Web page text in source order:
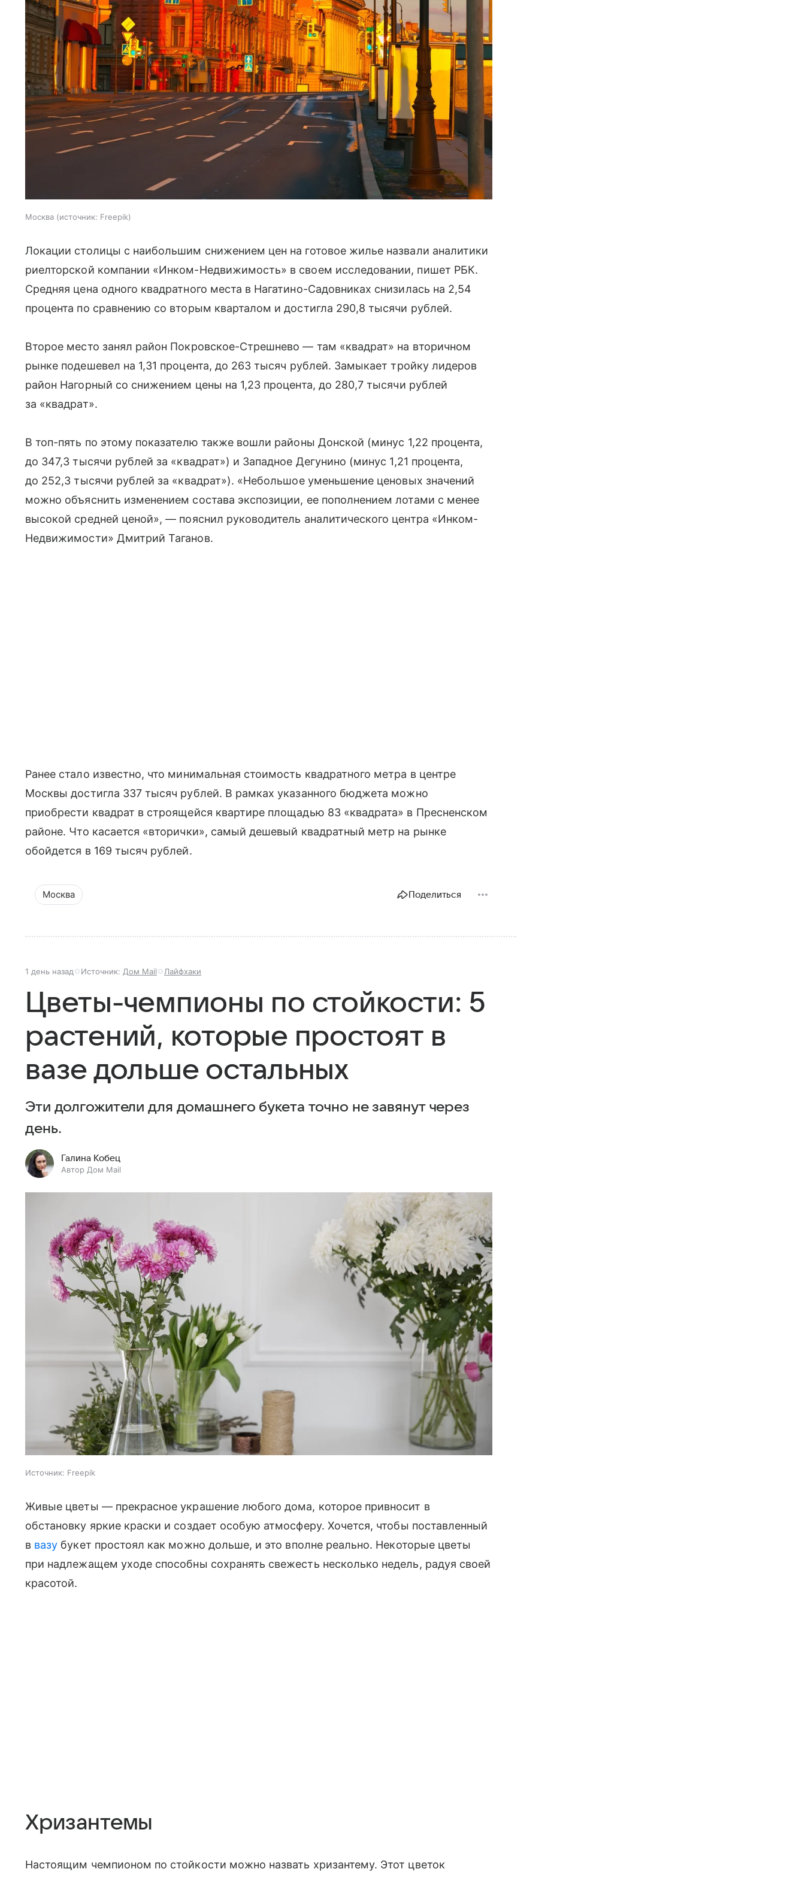
Москва источник: Freepik
Локации столицы с наибольшим снижением цен на готовое жилье назвали аналитики
риелторской компании «Инком-Недвижимость» в своем исследовании, пишет РБК.
Средняя цена одного квадратного места в Нагатино-Садовниках снизилась на 2,54
процента по сравнению со вторым кварталом и достигла 290,8 тысячи рублей.
Второе место занял район Покровское-Стрешнево — там «квадрат» на вторичном
рынке подешевел на 1,31 процента, до 263 тысяч рублей. Замыкает тройку лидеров
район Нагорный со снижением цены на 1,23 процента, до 280,7 тысячи рублей
за «квадрат».
В топ-пять по этому показателю также вошли районы Донской (минус 1,22 процента,
до 347,3 тысячи рублей за «квадрат») и Западное Дегунино (минус 1,21 процента,
до 252,3 тысячи рублей за «квадрат»). «Небольшое уменьшение ценовых значений
можно объяснить изменением состава экспозиции, ее пополнением лотами с менее
высокой средней ценой», — пояснил руководитель аналитического центра «Инком-
Недвижимости» Дмитрий Таганов.
Ранее стало известно, что минимальная стоимость квадратного метра в центре
Москвы достигла 337 тысяч рублей. В рамках указанного бюджета можно
приобрести квадрат в строящейся квартире площадью 83 «квадрата» в Пресненском
районе. Что касается «вторички», самый дешевый квадратный метр на рынке
обойдется в 169 тысяч рублей.
Москва Поделиться
1 день назад Источник: Дом Mail Лайфхаки
Цветы-чемпионы по стойкости: 5
растений, которые простоят в
вазе дольше остальных
Эти долгожители для домашнего букета точно не завянут через
день.
Галина Кобец
Автор Дом Mail
Источник: Freepik
Живые цветы — прекрасное украшение любого дома, которое привносит в
обстановку яркие краски и создает особую атмосферу. Хочется, чтобы поставленный
в вазу букет простоял как можно дольше, и это вполне реально. Некоторые цветы
при надлежащем уходе способны сохранять свежесть несколько недель, радуя своей
красотой.
Хризантемы
Настоящим чемпионом по стойкости можно назвать хризантему. Этот цветок